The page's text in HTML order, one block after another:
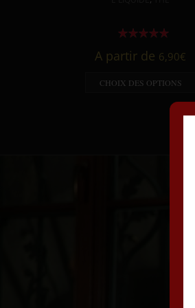
A partir de 6,90€
CHOIX DES OPTIONS